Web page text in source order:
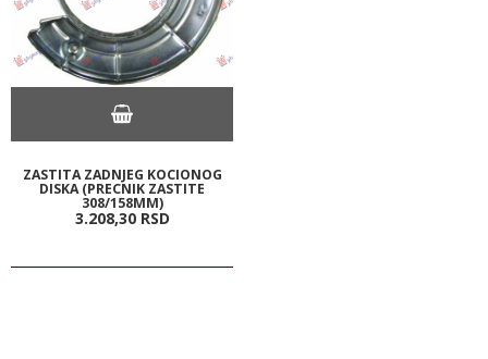
ZASTITA ZADNJEG KOCIONOG
DISKA (PRECNIK ZASTITE
308/158MM)
3.208,30 RSD